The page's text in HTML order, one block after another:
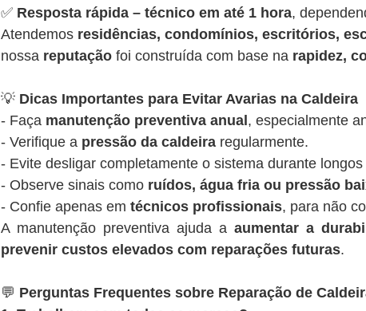
✅ Resposta rápida – técnico em até 1 hora,
Atendemos residências, condomínios, escritórios,
nossa reputação foi construída com base na rapidez,
💡 Dicas Importantes para Evitar Avarias na Caldeira
- Faça manutenção preventiva anual , especialmente
- Verifique a pressão da caldeira regularmente.
- Evite desligar completamente o sistema durante
- Observe sinais como ruídos, água fria ou pressão
- Confie apenas em técnicos profissionais, para não
A manutenção preventiva ajuda a aumentar a
prevenir custos elevados com reparações futuras.
💬 Perguntas Frequentes sobre Reparação de